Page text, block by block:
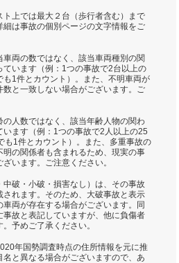
ト上では最大２台（歩行者含む）まで
細は事故の個別ページの文字情報をご
車両の数ではなく、該当車両種別の関
います（例：1つの事故で2台以上の
1件とカウント）。また、不明車両が
と一致しない場合がございます。ご
の人数ではなく、該当年齢人物の関わ
います（例：1つの事故で2人以上の25
も1件とカウント）。また、多重事故の
の関係者も含まれるため、現実の事
います。ご注意ください。
中破・小破・損害なし）は、その事故
れます。そのため、大破事故と表示
両が存在する場合がございます。同
故と表記していますが、他に負傷者
予めご了承ください。
年国勢調査時点の住所情報を元に推
と異なる場合がございますので、あ